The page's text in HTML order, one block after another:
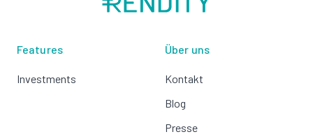
Features
Investments
Über uns
Kontakt
Blog
Presse